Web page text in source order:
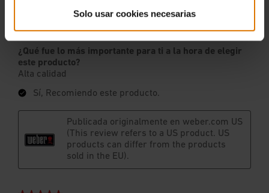
Solo usar cookies necesarias